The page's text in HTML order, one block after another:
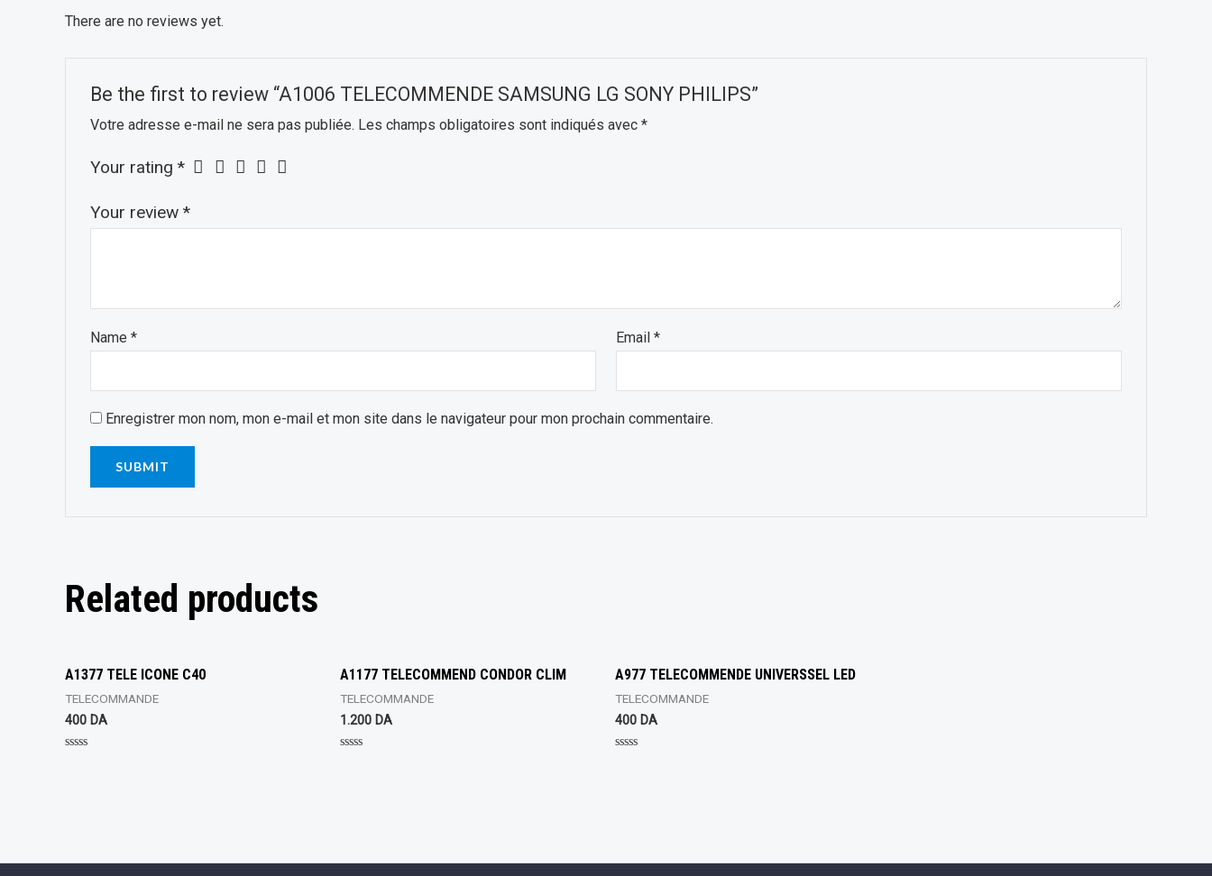
There are no reviews yet.
Be the first to review “A1006 TELECOMMENDE SAMSUNG LG SONY PHILIPS”
Votre adresse e-mail ne sera pas publiée. Les champs obligatoires sont indiqués avec *
Your rating *
Your review *
Name * Email*
Enregistrer mon nom, mon e-mail et mon site dans le navigateur pour mon prochain commentaire.
Related products
A1377 TELE ICONE C40
TELECOMMANDE
400 DA
A1177 TELECOMMEND CONDOR CLIM
TELECOMMANDE
1.200 DA
A977 TELECOMMENDE UNIVERSSEL LED
TELECOMMANDE
400 DA